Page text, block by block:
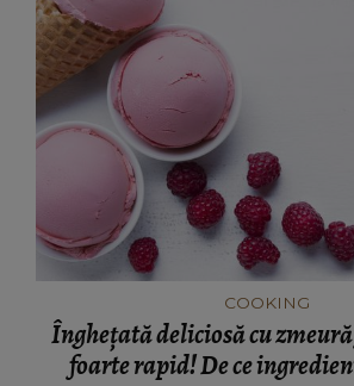
COOKING
Înghețată deliciosă cu
foarte rapid! De ce